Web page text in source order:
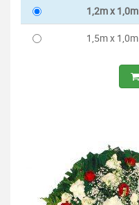
1,2m x 1,0m
1,5m x 1,0m